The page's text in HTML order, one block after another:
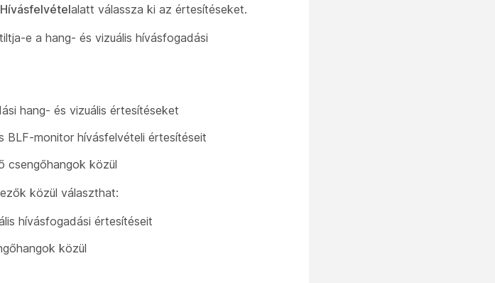
alatt válassza ki az értesítéseket.
e a hang- és vizuális hívásfogadási
hang- és vizuális értesítéseket
monitor hívásfelvételi értesítéseit
csengőhangok közül
közül választhat:
hívásfogadási értesítéseit
közül